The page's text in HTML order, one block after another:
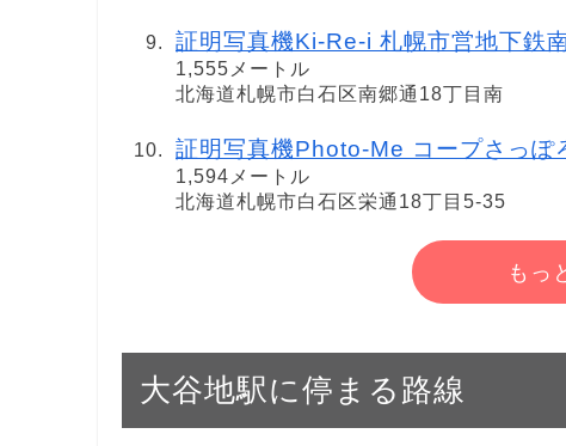
証明写真機Ki-Re-i 札幌市営地下鉄
1,555メートル
北海道札幌市白石区南郷通18丁目南
証明写真機Photo-Me コープさっ
1,594メートル
北海道札幌市白石区栄通18丁目5-35
もっ
大谷地駅に停まる路線